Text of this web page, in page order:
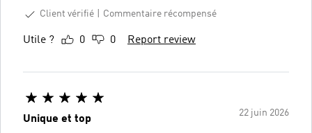
Client vérifié
Commentaire récompensé
Utile ? 0 0 Report review
22 juin 2026
Unique et top